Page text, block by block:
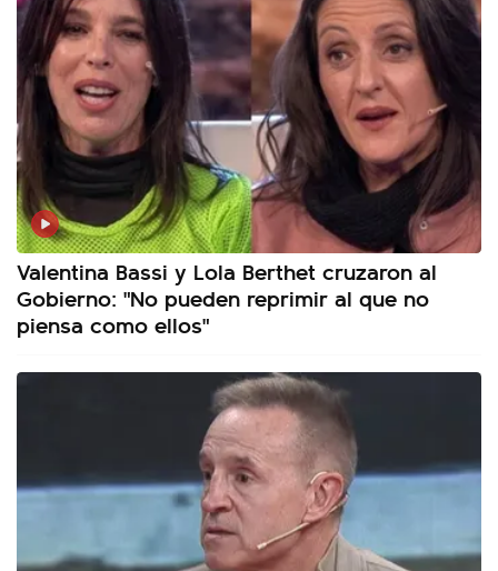
Valentina Bassi y Lola Berthet cruzaron al
Gobierno: "No pueden reprimir al que no
piensa como ellos"